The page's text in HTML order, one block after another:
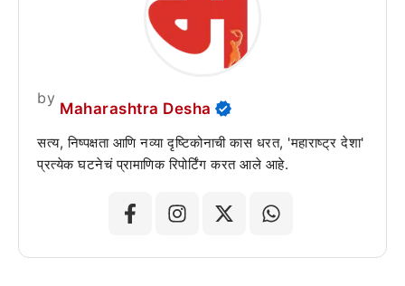
by
Maharashtra Desha
सत्य, निष्पक्षता आणि नव्या दृष्टिकोनाची कास धरत, 'महाराष्ट्र देशा'
प्रत्येक घटनेचं प्रामाणिक रिपोर्टिंग करत आले आहे.